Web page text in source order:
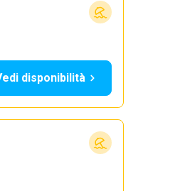
disponibilità